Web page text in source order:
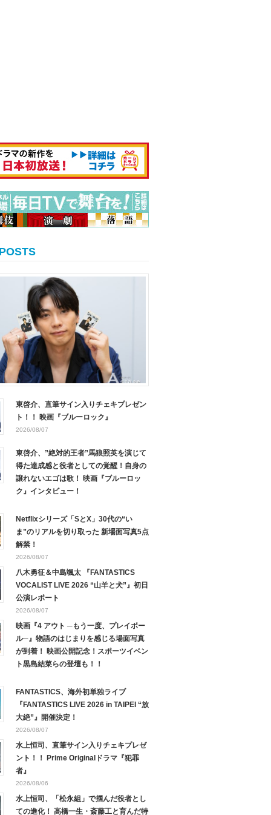
東啓介、直筆サイン入りチェキプレゼン
ト！！ 映画『ブルーロック』
2026/08/07
東啓介、”絶対的王者”馬狼照英を演じて
得た達成感と役者としての覚醒！自身の
譲れないエゴは歌！ 映画『ブルーロッ
ク』インタビュー！
Netflixシリーズ「SとX」30代の“い
ま”のリアルを切り取った 新場面写真5点
解禁！
2026/08/07
八木勇征＆中島颯太 『FANTASTICS
VOCALIST LIVE 2026 “山羊と犬”』初日
公演レポート
2026/08/07
映画『4 アウト ─もう一度、プレイボー
ル─』物語のはじまりを感じる場面写真
が到着！ 映画公開記念！スポーツイベン
ト黒島結菜らの登壇も！！
FANTASTICS、海外初単独ライブ
『FANTASTICS LIVE 2026 in TAIPEI “放
大絶”』開催決定！
2026/08/07
水上恒司、直筆サイン入りチェキプレゼ
ント！！ Prime Originalドラマ『犯罪
者』
2026/08/06
水上恒司、「松永組」で掴んだ役者とし
ての進化！ 高橋一生・斎藤工と育んだ特